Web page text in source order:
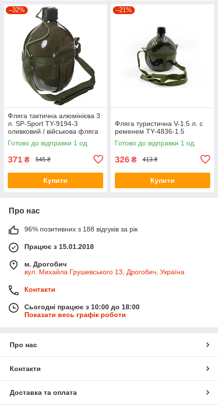
–32%
Фляга тактична алюмінієва 3
л. SP-Sport TY-9194-3
оливковий / військова фляга
армійська
Готово до відправки 1 од.
371 ₴ 545 ₴
Купити
–21%
Фляга туристична V-1.5 л. с
ременем TY-4836-1.5
Готово до відправки 1 од.
326 ₴ 413 ₴
Купити
Про нас
96% позитивних з 188 відгуків за рік
Працює з 15.01.2018
м. Дрогобич
вул. Михайла Грушевського 13, Дрогобич, Україна
Контакти
Сьогодні працює з 10:00 до 18:00
Показати весь графік роботи
Про нас
Контакти
Доставка та оплата